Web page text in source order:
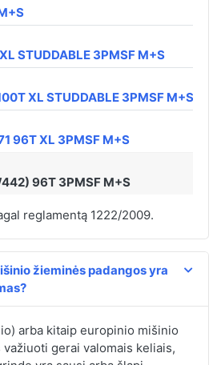
STUDDABLE 3PMSF M+S
XL STUDDABLE 3PMSF M+S
96T XL 3PMSF M+S
96T 3PMSF M+S
reglamentą 1222/2009.
žieminės padangos yra
arba kitaip europinio mišinio
gerai valomais keliais,